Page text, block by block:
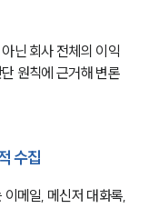
닌 회사 전체의 이익
원칙에 근거해 변론
수집
메일, 메신저 대화록,